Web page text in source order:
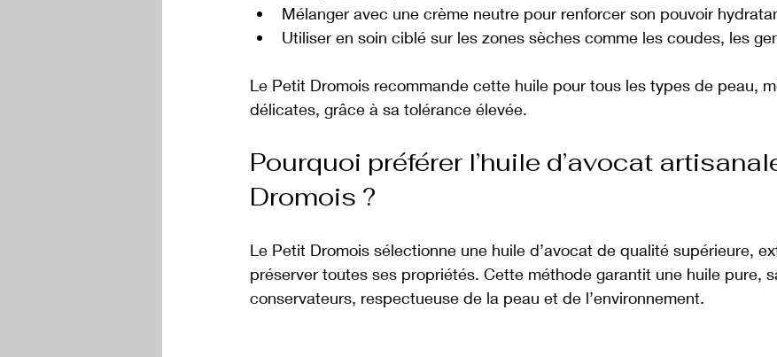
Mélanger avec une crème neutre pour renforcer son pouvoir
Utiliser en soin ciblé sur les zones sèches comme les coudes, les
Le Petit Dromois recommande cette huile pour tous les types de peau,
délicates, grâce à sa tolérance élevée.
Pourquoi préférer l’huile d’avocat
Dromois ?
Le Petit Dromois sélectionne une huile d’avocat de qualité supérieure,
préserver toutes ses propriétés. Cette méthode garantit une huile pure,
conservateurs, respectueuse de la peau et de l’environnement.